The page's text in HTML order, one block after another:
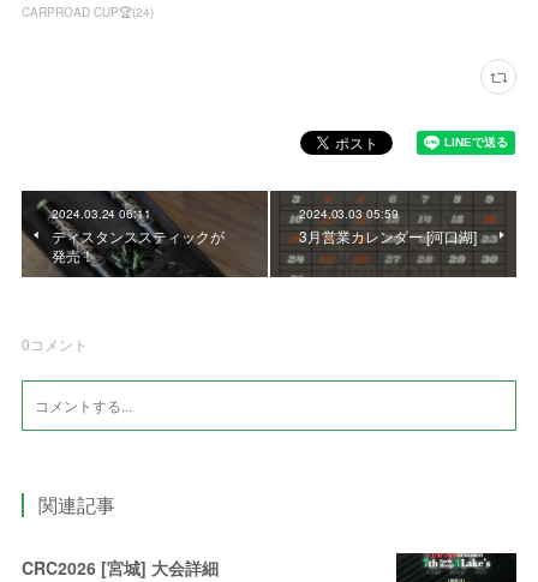
CARPROAD CUP🏆(24)
2024.03.24 06:11
ディスタンススティックが
発売！
2024.03.03 05:59
3月営業カレンダー [河口湖]
0コメント
関連記事
CRC2026 [宮城] 大会詳細